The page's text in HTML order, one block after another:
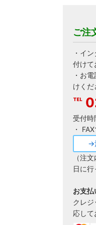
ご注
・イ
付けて
・お
けくだ
受付
・
→
（注
日に行
お支払
クレ
応して